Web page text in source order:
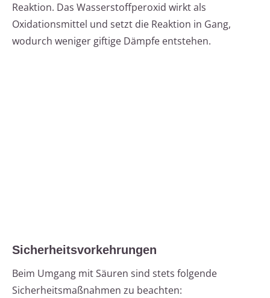
Reaktion. Das Wasserstoffperoxid wirkt als
Oxidationsmittel und setzt die Reaktion in Gang,
wodurch weniger giftige Dämpfe entstehen.
Sicherheitsvorkehrungen
Beim Umgang mit Säuren sind stets folgende
Sicherheitsmaßnahmen zu beachten: